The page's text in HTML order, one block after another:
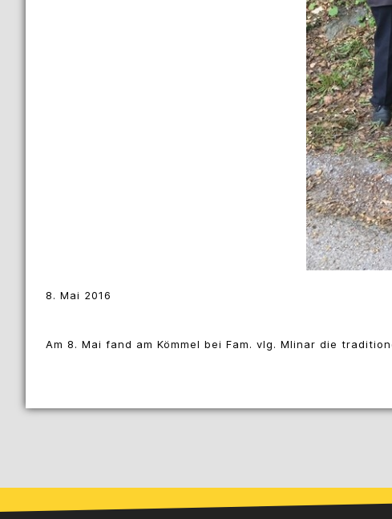
8. Mai 2016
Am 8. Mai fand am Kömmel bei Fam. vlg. Mlinar die